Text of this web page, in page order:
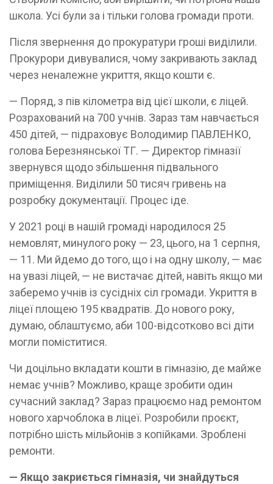
школа. Усі були за і тільки голова громади проти.
Після звернення до прокуратури гроші виділили.
Прокурори дивувалися, чому закривають заклад
через неналежне укриття, якщо кошти є.
— Поряд, з пів кілометра від цієї школи, є ліцей.
Розрахований на 700 учнів. Зараз там навчається
450 дітей, — підраховує Володимир ПАВЛЕНКО,
голова Березнянської ТГ. — Директор гімназії
звернувся щодо збільшення підвального
приміщення. Виділили 50 тисяч гривень на
розробку документації. Процес іде.
У 2021 році в нашій громаді народилося 25
немовлят, минулого року — 23, цього, на 1 серпня,
— 11. Ми йдемо до того, що і на одну школу, — має
на увазі ліцей, — не вистачає дітей, навіть якщо ми
заберемо учнів із сусідніх сіл громади. Укриття в
ліцеї площею 195 квадратів. До нового року,
думаю, облаштуємо, аби 100-відсотково всі діти
могли поміститися.
Чи доцільно вкладати кошти в гімназію, де майже
немає учнів? Можливо, краще зробити один
сучасний заклад? Зараз працюємо над ремонтом
нового харчоблока в ліцеї. Розробили проєкт,
потрібно шість мільйонів з копійками. Зроблені
ремонти.
— Якщо закриється гімназія, чи знайдуться